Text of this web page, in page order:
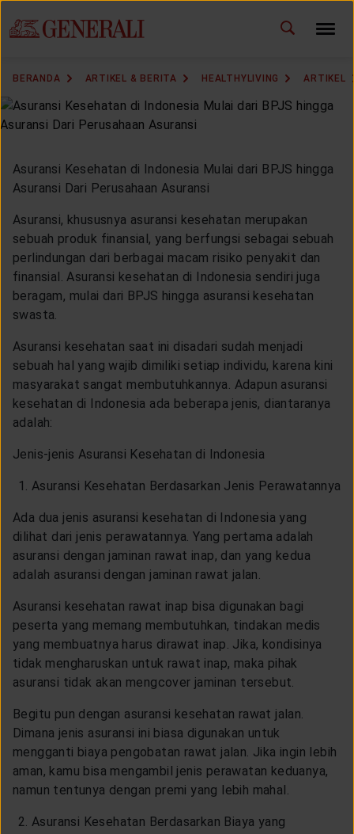
BERANDA ARTIKEL & BERITA HEALTHYLIVING ARTIKEL
Asuransi Kesehatan di Indonesia Mulai dari BPJS hingga
Asuransi Dari Perusahaan Asuransi
Asuransi, khususnya asuransi kesehatan merupakan
sebuah produk finansial, yang berfungsi sebagai sebuah
perlindungan dari berbagai macam risiko penyakit dan
finansial. Asuransi kesehatan di Indonesia sendiri juga
beragam, mulai dari BPJS hingga asuransi kesehatan
swasta.
Asuransi kesehatan saat ini disadari sudah menjadi
sebuah hal yang wajib dimiliki setiap individu, karena kini
masyarakat sangat membutuhkannya. Adapun asuransi
kesehatan di Indonesia ada beberapa jenis, diantaranya
adalah:
Jenis-jenis Asuransi Kesehatan di Indonesia
Asuransi Kesehatan Berdasarkan Jenis Perawatannya
Ada dua jenis asuransi kesehatan di Indonesia yang
dilihat dari jenis perawatannya. Yang pertama adalah
asuransi dengan jaminan rawat inap, dan yang kedua
adalah asuransi dengan jaminan rawat jalan.
Asuransi kesehatan rawat inap bisa digunakan bagi
peserta yang memang membutuhkan, tindakan medis
yang membuatnya harus dirawat inap. Jika, kondisinya
tidak mengharuskan untuk rawat inap, maka pihak
asuransi tidak akan mengcover jaminan tersebut.
Begitu pun dengan asuransi kesehatan rawat jalan.
Dimana jenis asuransi ini biasa digunakan untuk
mengganti biaya pengobatan rawat jalan. Jika ingin lebih
aman, kamu bisa mengambil jenis perawatan keduanya,
namun tentunya dengan premi yang lebih mahal.
Asuransi Kesehatan Berdasarkan Biaya yang
GANTI BAHASA ID EN
KANTOR PEMASARAN
TEMUKAN AGEN
SOLUSI KAMI
LAYANAN NASABAH
ARTIKEL DAN BERITA
ACARA
KEAGENAN